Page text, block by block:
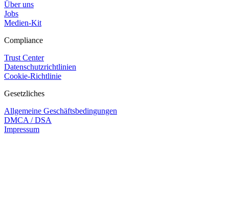
Über uns
Jobs
Medien-Kit
Compliance
Trust Center
Datenschutzrichtlinien
Cookie-Richtlinie
Gesetzliches
Allgemeine Geschäftsbedingungen
DMCA / DSA
Impressum